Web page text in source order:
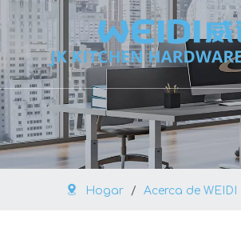
Hogar / Acerca de WEIDI